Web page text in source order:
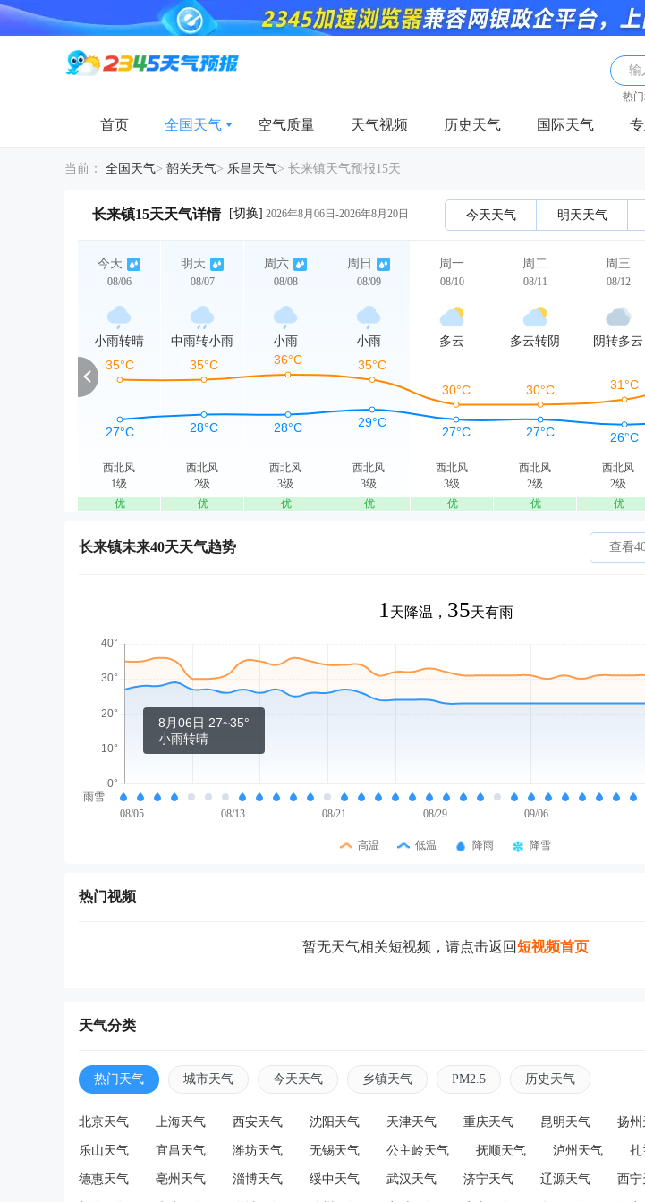
输
热
首页 全国天气 空气质量 天气视频 历史天气 国际天气
当前： 全国天气> 韶关天气> 乐昌天气> 长来镇天气预报15天
长来镇15天天气详情 [切换] 2026年8月06日-2026年8月20日 今天天气 明天天气
今天
08/06
小雨转晴
西北风
1级
优
明天
08/07
中雨转小雨
西北风
2级
优
周六
08/08
小雨
西北风
3级
优
周日
08/09
小雨
西北风
3级
优
周一
08/10
多云
西北风
3级
优
周二
08/11
多云转阴
西北风
2级
优
周三
08/12
阴转多云
西北风
2级
优
长来镇未来40天天气趋势 查看
1 天降温， 35天有雨
8月06日 27~35°
小雨转晴
雨雪
08/05
08/13 08/21 08/29 09/06
高温 低温 降雨 降雪
热门视频
暂无天气相关短视频，请点击返回短视频首页
天气分类
热门天气 城市天气 今天天气 乡镇天气 PM2.5 历史天气
北京天气 上海天气 西安天气 沈阳天气 天津天气 重庆天气 昆明天气 扬州
乐山天气 宜昌天气 潍坊天气 无锡天气 公主岭天气 抚顺天气 泸州天气 扎
德惠天气 亳州天气 淄博天气 绥中天气 武汉天气 济宁天气 辽源天气 西宁